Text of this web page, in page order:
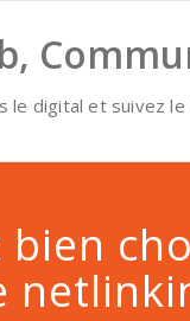
le digital et suivez le
bien